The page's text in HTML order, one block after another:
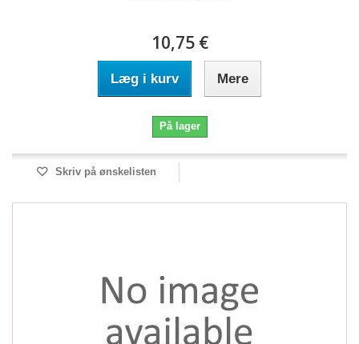
10,75 €
Læg i kurv Mere
På lager
Skriv på ønskelisten